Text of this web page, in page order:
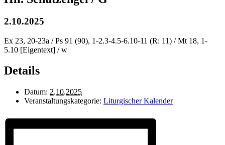
2.10.2025
Ex 23, 20-23a / Ps 91 (90), 1-2.3-4.5-6.10-11 (R: 11) / Mt 18, 1-
5.10 [Eigentext] / w
Details
Datum: 2.10.2025
Veranstaltungskategorie: Liturgischer Kalender